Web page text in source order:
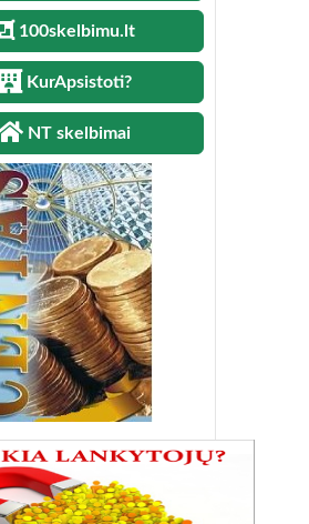
100skelbimu.lt
KurApsistoti?
NT skelbimai